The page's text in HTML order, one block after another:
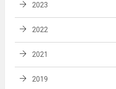
2023
2022
2021
2019